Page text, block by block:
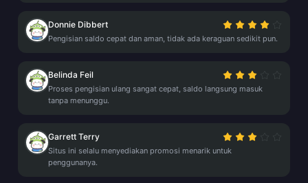
Donnie Dibbert
Pengisian saldo cepat dan aman, tidak ada keraguan sedikit pun.
Belinda Feil
Proses pengisian ulang sangat cepat, saldo langsung masuk
tanpa menunggu.
Garrett Terry
Situs ini selalu menyediakan promosi menarik untuk
penggunanya.